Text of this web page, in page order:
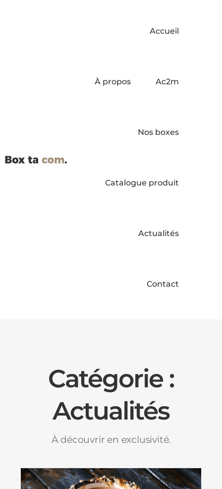
Accueil
À propos Ac2m
Nos boxes
Catalogue produit
Actualités
Contact
Catégorie :
Actualités
À découvrir en exclusivité.